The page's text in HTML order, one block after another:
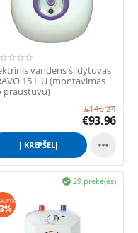
vandens šildytuvas
15 L U (montavimas
praustuvu)
€140.24
€93.96
Į KREPŠELĮ 
29 prekė(ės)
